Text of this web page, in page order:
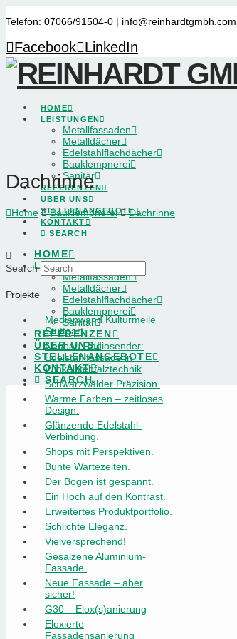
Telefon: 07066/91504-0 | info@reinhardtgmbh.com
Facebook LinkedIn
HOME
LEISTUNGEN
Metallfassaden
Metalldächer
Edelstahlflachdächer
Bauklempnerei
Sanitär
REFERENZEN
ÜBER UNS
STELLENANGEBOTE
KONTAKT
SEARCH
HOME
LEISTUNGEN
Metallfassaden
Metalldächer
Edelstahlflachdächer
Bauklempnerei
Sanitär
REFERENZEN
ÜBER UNS
STELLENANGEBOTE
KONTAKT
SEARCH
Dachrinne
Home Bauklempnerei Dachrinne
Search
Projekte
Medienwand Kulturmeile
Stuttgart
Neubau Radiosender:
Edelstahlfassade in
Winkelstehfalztechnik
Schwarzwälder Präzision.
Warme Farben – zeitloses
Design.
Glänzende Edelstahl-
Verbindung.
Shops mit Perspektiven.
Bunte Wartezeiten.
Der Bogen ist gespannt.
Ein Hoch auf den Kontrast.
Erweitertes Produktportfolio.
Schlichte Eleganz.
Vielversprechend!
Gesalzene Aluminium-
Fassade.
Neue Fassade – aber
sicher!
G30 – Elox(s)anierung
Eloxierte
Fassadensanierung